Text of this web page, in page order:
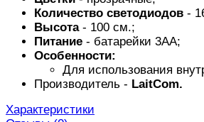
Количество светодиодов -
Высота- 100 см.;
Питание - батарейки 3АА;
Особенности:
Для использования
Производитель - LaitCom.
Характеристики